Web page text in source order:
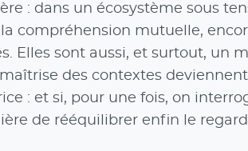
: dans un écosystème sous
compréhension mutuelle,
Elles sont aussi, et surtout, un
des contextes
: et si, pour une fois, on
de rééquilibrer enfin le